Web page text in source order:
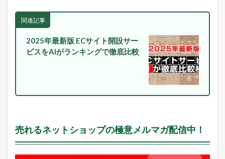
シ
ョ
ピ
ン
ラ
グ
2.3
A
関連記事
2025年最新版 ECサイト開設サー
ビスをAIがランキングで徹底比較
売れるネットショップの極意メルマガ配信中！